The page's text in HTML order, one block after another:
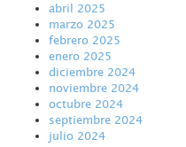
abril 2025
marzo 2025
febrero 2025
enero 2025
diciembre 2024
noviembre 2024
octubre 2024
septiembre 2024
julio 2024